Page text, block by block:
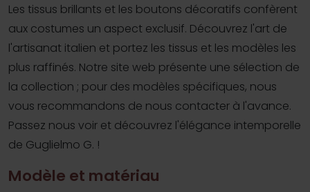
Les tissus brillants et les boutons décoratifs confèrent
aux costumes un aspect exclusif. Découvrez l'art de
l'artisanat italien et portez les tissus et les modèles les
plus raffinés. Notre site web présente une sélection de
la collection ; pour des modèles spécifiques, nous
vous recommandons de nous contacter à l'avance.
Passez nous voir et découvrez l'élégance intemporelle
de Guglielmo G. !
Modèle et matériau